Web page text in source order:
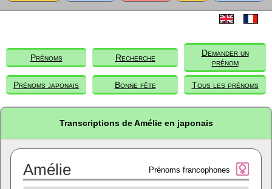
Prénoms Recherche
Demander un
prénom
Prénoms japonais Bonne fête Tous les prénoms
Transcriptions de Amélie en japonais
Amélie Prénoms francophones